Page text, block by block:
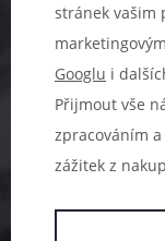
483 51
Po–Pá:
stránek vašim
Googlu i
Přijmout vše
zpracováním
zážitek z